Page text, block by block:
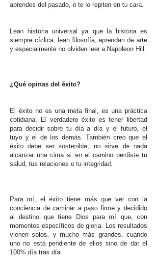
aprendes del pasado, o te lo repiten en tu cara.
Lean historia universal ya que la historia es
siempre cíclica, lean filosofía, aprendan de arte
y especialmente no olviden leer a Napoleon Hill.
¿Qué opinas del éxito?
El éxito no es una meta final, es una práctica
cotidiana. El verdadero éxito es tener libertad
para decidir sobre tu día a día y el futuro, el
tuyo y el de los demás. También creo que el
éxito debe ser sostenible, no sirve de nada
alcanzar una cima si en el camino perdiste tu
salud, tus relaciones o tu integridad.
Para mí, el éxito tiene más que ver con la
conciencia de caminar a paso firme y decidido
al destino que tiene Dios para mí que, con
momentos específicos de gloria. Los resultados
vienen solos, y mucho más grandes, cuando
uno no está pendiente de ellos sino de dar el
100% día tras día.